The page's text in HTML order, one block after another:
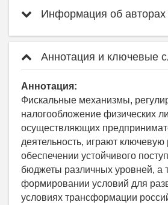
Информация об авторах
Аннотация и ключевые
Аннотация:
Фискальные механизмы,
налогообложение физических
осуществляющих
деятельность, играют ключевую
обеспечении устойчивого
бюджеты различных уровней, а
формировании условий для
условиях трансформации